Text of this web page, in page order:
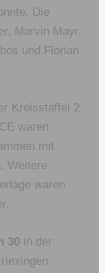
Die
Marvin Mayr,
und Florian
Kreisstaffel 2
waren
mit
Weitere
waren
30 in der